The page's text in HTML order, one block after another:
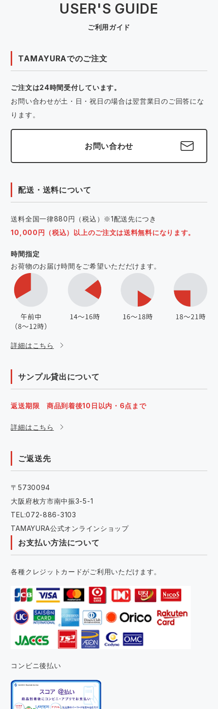
USER'S GUIDE
ご利用ガイド
TAMAYURAでのご注文
ご注文は24時間受付しています。
お問い合わせが土・日・祝日の場合は翌営業日のご回答にな
ります。
お問い合わせ
配送・送料について
送料全国一律880円（税込）※1配送先につき
10,000円（税込）以上のご注文は送料無料になります。
時間指定
お荷物のお届け時間をご希望いただだけます。
詳細はこちら
サンプル貸出について
返送期限 商品到着後10日以内・6点まで
詳細はこちら
ご返送先
〒5730094
大阪府枚方市南中振3-5-1
TEL:072-886-3103
TAMAYURA公式オンラインショップ
お支払い方法について
各種クレジットカードがご利用いただけます。
コンビニ後払い